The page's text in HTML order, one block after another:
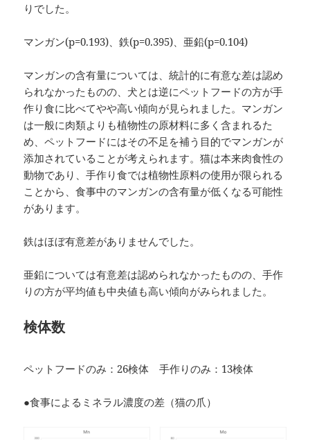
りでした。
マンガン(p=0.193)、鉄(p=0.395)、亜鉛(p=0.104)
マンガンの含有量については、統計的に有意な差は認め
られなかったものの、犬とは逆にペットフードの方が手
作り食に比べてやや高い傾向が見られました。マンガン
は一般に肉類よりも植物性の原材料に多く含まれるた
め、ペットフードにはその不足を補う目的でマンガンが
添加されていることが考えられます。猫は本来肉食性の
動物であり、手作り食では植物性原料の使用が限られる
ことから、食事中のマンガンの含有量が低くなる可能性
があります。
鉄はほぼ有意差がありませんでした。
亜鉛については有意差は認められなかったものの、手作
りの方が平均値も中央値も高い傾向がみられました。
検体数
ペットフードのみ：26検体 手作りのみ：13検体
●食事によるミネラル濃度の差（猫の爪）